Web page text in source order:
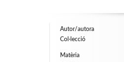
Autor/autora
Col·lecció
Matèria